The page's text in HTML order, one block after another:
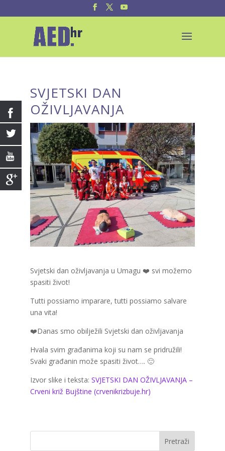
SVJETSKI DAN
OŽIVLJAVANJA
Svjetski dan oživljavanja u Umagu ❤️ svi možemo
spasiti život!
Tutti possiamo imparare, tutti possiamo salvare
una vita!
❤️Danas smo obilježili Svjetski dan oživljavanja
Hvala svim građanima koji su nam se pridružili!
Svaki građanin može spasiti život…. 🙂
Izvor slike i teksta: SVJETSKI DAN OŽIVLJAVANJA –
Crveni križ Bujštine (crvenikrizbuje.hr)